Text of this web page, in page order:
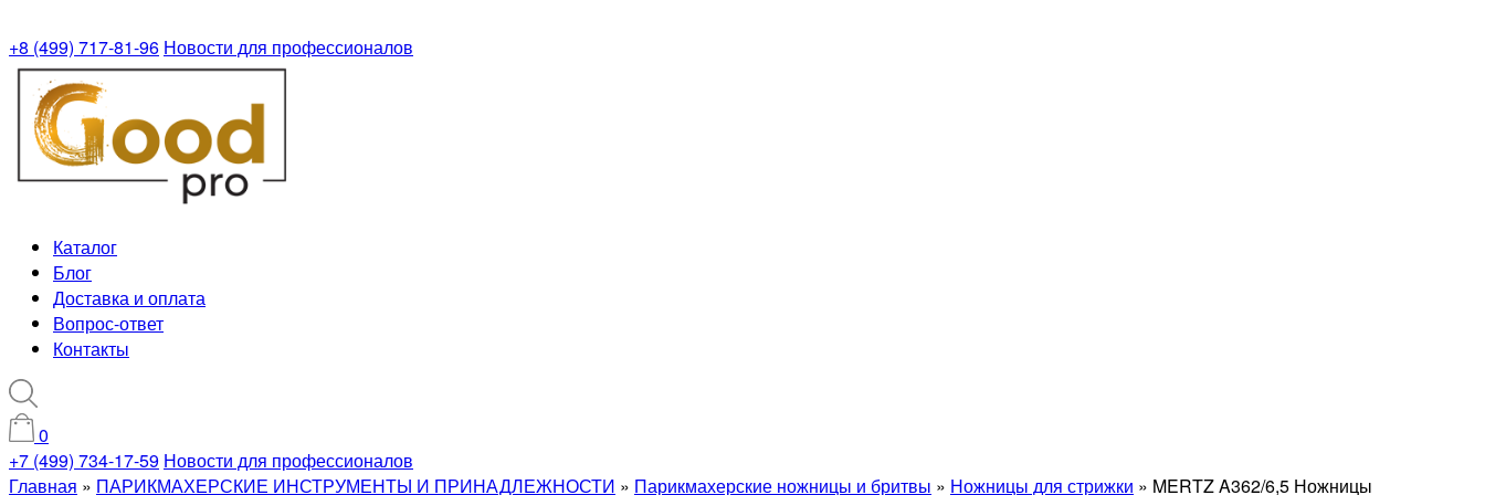
+8 (499) 717-81-96 Новости для профессионалов
Каталог
Блог
Доставка и оплата
Вопрос-ответ
Контакты
0
+7 (499) 734-17-59 Новости для профессионалов
Главная » ПАРИКМАХЕРСКИЕ ИНСТРУМЕНТЫ И ПРИНАДЛЕЖНОСТИ » Парикмахерские ножницы и бритвы » Ножницы для стрижки » MERTZ A362/6,5 Ножницы